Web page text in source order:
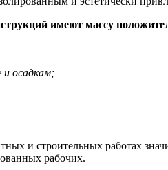
имеют массу
и осадкам;
и строительных работах
рабочих.